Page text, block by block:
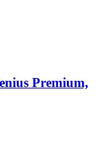
Premium,